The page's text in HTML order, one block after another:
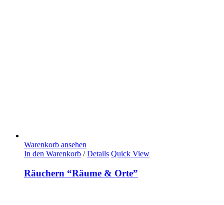
Warenkorb ansehen
In den Warenkorb / Details Quick View
Räuchern “Räume & Orte”